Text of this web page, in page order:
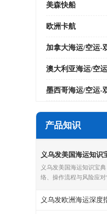
美森快船
欧洲卡航
加拿大海运/空运-
澳大利亚海运/空
墨西哥海运/空运-
产品知识
义乌发美国海运知识
易脉络、操作流程与
义乌发美国海运知识宝
络、操作流程与风险应